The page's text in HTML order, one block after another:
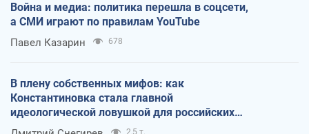
Война и медиа: политика перешла в соцсети,
а СМИ играют по правилам YouTube
Павел Казарин 678
В плену собственных мифов: как
Константиновка стала главной
идеологической ловушкой для российских
оккупантов